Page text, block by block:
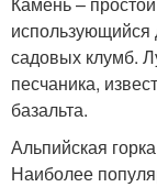
использующийся
садовых клумб.
песчаника,
базальта.
Альпийская горка
Наиболее